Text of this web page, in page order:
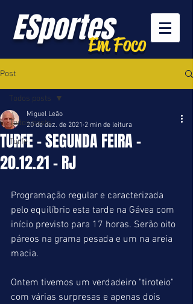
ESportesEm Foco
Post
Todos posts
Turfe
Todos posts
TURFE - SEGUNDA FEIRA -
20.12.21 - RJ
Miguel Leão
20 de dez. de 2021 2 min de leitura
Programação regular e caracterizada
pelo equilíbrio esta tarde na Gávea com
início previsto para 17 horas. Serão oito
páreos na grama pesada e um na areia
macia.
Ontem tivemos um verdadeiro "tiroteio"
com várias surpresas e apenas dois